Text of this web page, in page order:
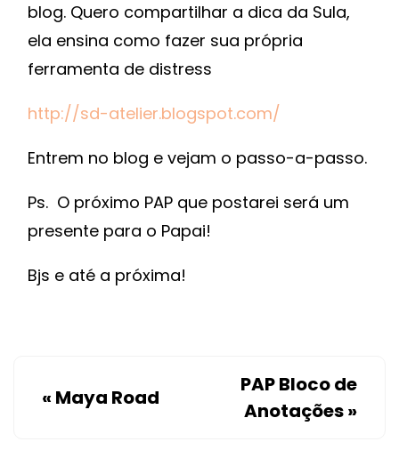
blog. Quero compartilhar a dica da Sula,
ela ensina como fazer sua própria
ferramenta de distress
http://sd-atelier.blogspot.com/
Entrem no blog e vejam o passo-a-passo.
Ps. O próximo PAP que postarei será um
presente para o Papai!
Bjs e até a próxima!
« Maya Road
PAP Bloco de
Anotações»